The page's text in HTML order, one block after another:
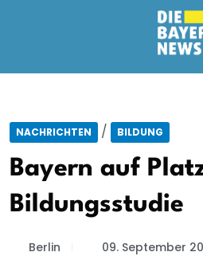
NACHRICHTEN / BILDUNG
Bayern auf
Bildungsstudie
Berlin 09. September